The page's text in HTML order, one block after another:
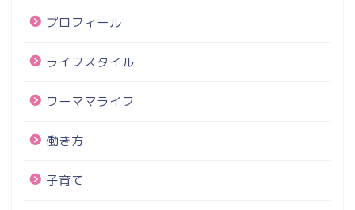
プロフィール
ライフスタイル
ワーママライフ
働き方
子育て